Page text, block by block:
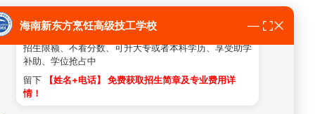
海南新东方烹饪高级技工学校
简单！
助学补助➱ 现在报名可享千元学费补助
招生限额、不看分数、可升大专或者本科学历、享受助学
补助、学位抢占中
留下
【姓名+电话】 免费获取招生简章及专业费用详
情！